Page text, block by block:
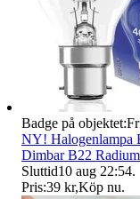
Badge på objektet:
NY! Halogenlampa
Dimbar B22 Radium
Sluttid10 aug 22:54.
Pris:39 kr,Köp nu.